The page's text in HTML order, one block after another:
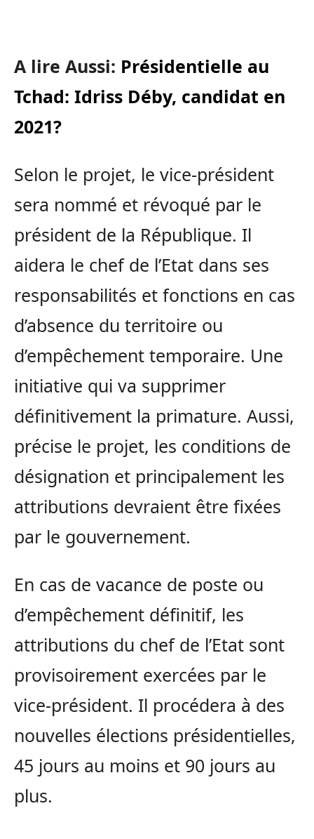
A lire Aussi: Présidentielle au
Tchad: Idriss Déby, candidat en
2021?
Selon le projet, le vice-président
sera nommé et révoqué par le
président de la République. Il
aidera le chef de l’Etat dans ses
responsabilités et fonctions en cas
d’absence du territoire ou
d’empêchement temporaire. Une
initiative qui va supprimer
définitivement la primature. Aussi,
précise le projet, les conditions de
désignation et principalement les
attributions devraient être fixées
par le gouvernement.
En cas de vacance de poste ou
d’empêchement définitif, les
attributions du chef de l’Etat sont
provisoirement exercées par le
vice-président. Il procédera à des
nouvelles élections présidentielles,
45 jours au moins et 90 jours au
plus.